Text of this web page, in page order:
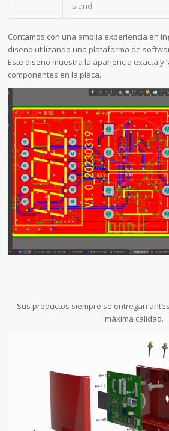
Island
Contamos con una amplia experiencia en
diseño utilizando una plataforma de
Este diseño muestra la apariencia exacta y
componentes en la placa.
Sus productos siempre se entregan
máxima calidad.